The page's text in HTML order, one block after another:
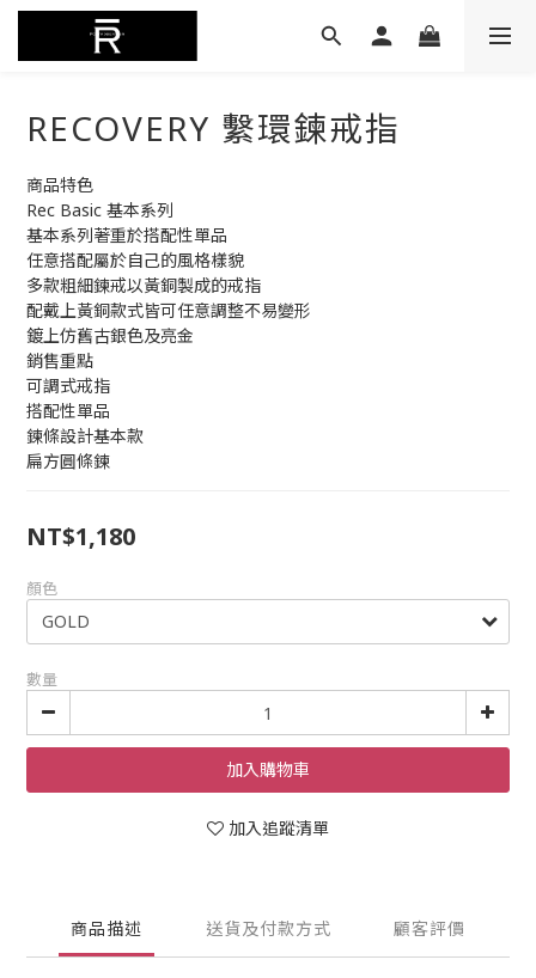
RECOVERY 繫環鍊戒指
商品特色
Rec Basic 基本系列
基本系列著重於搭配性單品
任意搭配屬於自己的風格樣貌
多款粗細鍊戒以黃銅製成的戒指
配戴上黃銅款式皆可任意調整不易變形
鍍上仿舊古銀色及亮金
銷售重點
可調式戒指
搭配性單品
鍊條設計基本款
扁方圓條鍊
NT$1,180
顏色
數量
加入購物車
加入追蹤清單
商品描述 送貨及付款方式 顧客評價